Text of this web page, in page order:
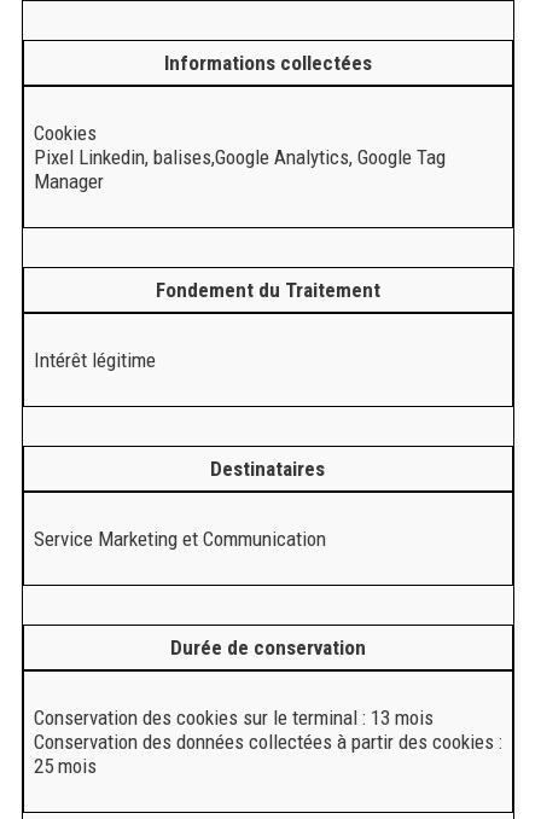
Informations collectées
Cookies
Pixel Linkedin, balises,Google Analytics, Google Tag
Manager
Fondement du Traitement
Intérêt légitime
Destinataires
Service Marketing et Communication
Durée de conservation
Conservation des cookies sur le terminal : 13 mois
Conservation des données collectées à partir des cookies :
25 mois